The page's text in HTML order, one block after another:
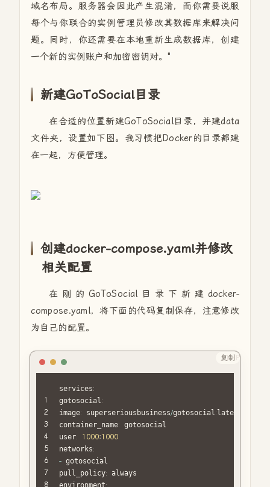
域名布局。服务器会因此产生混淆，而你需要说服
每个与你联合的实例管理员修改其数据库来解决问
题。同时，你还需要在本地重新生成数据库，创建
一个新的实例账户和加密密钥对。"
新建GoToSocial目录
在合适的位置新建GoToSocial目录，并建data
文件夹，设置如下图。我习惯把Docker的目录都建
在一起，方便管理。
创建docker-compose.yaml并修改
相关配置
在刚的GoToSocial目录下新建docker-
compose.yaml，将下面的代码复制保存，注意修改
为自己的配置。
services:
gotosocial:
image: superseriousbusiness/gotosocial: latest
container_name: gotosocial
user: 1000:1000
networks:
- gotosocial
pull_policy: always
environment:
复制PHP